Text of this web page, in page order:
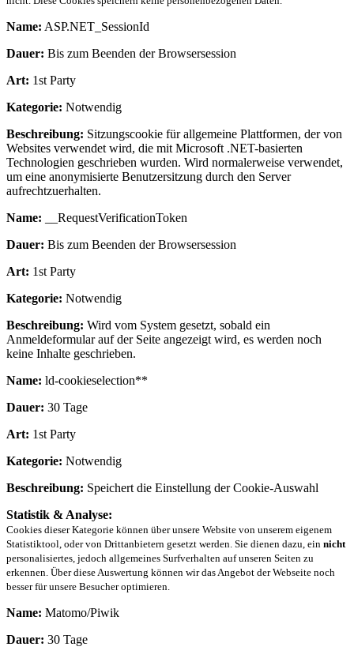
Name: ASP.NET_SessionId
Dauer: Bis zum Beenden der Browsersession
Art: 1st Party
Kategorie: Notwendig
Beschreibung: Sitzungscookie für allgemeine Plattformen, der von
Websites verwendet wird, die mit Microsoft .NET-basierten
Technologien geschrieben wurden. Wird normalerweise verwendet,
um eine anonymisierte Benutzersitzung durch den Server
aufrechtzuerhalten.
Name: __RequestVerificationToken
Dauer: Bis zum Beenden der Browsersession
Art: 1st Party
Kategorie: Notwendig
Beschreibung: Wird vom System gesetzt, sobald ein
Anmeldeformular auf der Seite angezeigt wird, es werden noch
keine Inhalte geschrieben.
Name: ld-cookieselection**
Dauer: 30 Tage
Art: 1st Party
Kategorie: Notwendig
Beschreibung: Speichert die Einstellung der Cookie-Auswahl
Statistik & Analyse:
Cookies dieser Kategorie können über unsere Website von unserem eigenem
Statistiktool, oder von Drittanbietern gesetzt werden. Sie dienen dazu, ein nicht
personalisiertes, jedoch allgemeines Surfverhalten auf unseren Seiten zu
erkennen. Über diese Auswertung können wir das Angebot der Webseite noch
besser für unsere Besucher optimieren.
Name: Matomo/Piwik
Dauer: 30 Tage